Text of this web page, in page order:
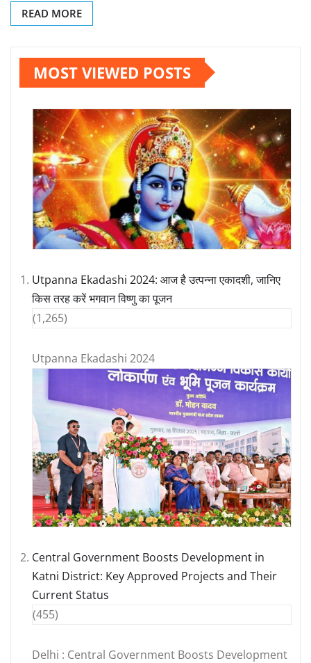
READ MORE
MOST VIEWED POSTS
Utpanna Ekadashi 2024: आज है उत्पन्ना एकादशी, जानिए
किस तरह करें भगवान विष्णु का पूजन
(1,265)
Utpanna Ekadashi 2024
Central Government Boosts Development in
Katni District: Key Approved Projects and Their
Current Status
(455)
Delhi : Central Government Boosts Development